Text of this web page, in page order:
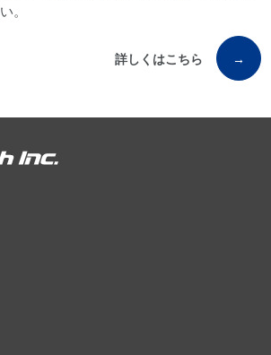
。
詳しくはこちら →